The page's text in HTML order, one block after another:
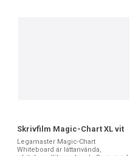
Skrivfilm Magic-Chart XL vit
Legamaster Magic-Chart
Whiteboard är lättanvända,